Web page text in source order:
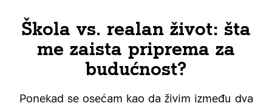
Škola vs. realan život: šta
me zaista priprema za
budućnost?
Ponekad se osećam kao da živim između dva